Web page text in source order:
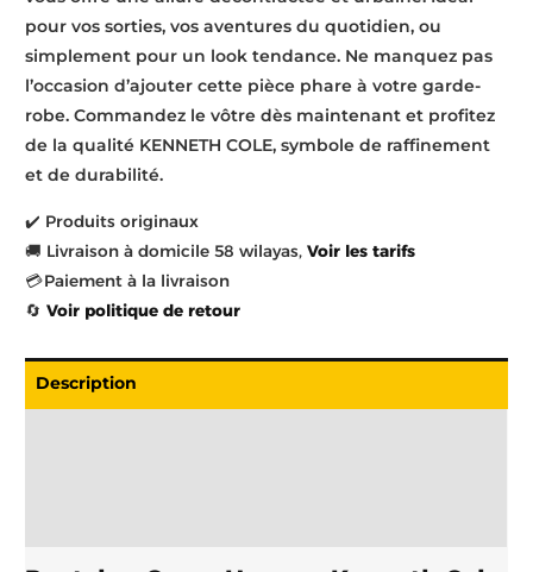
pour vos sorties, vos aventures du quotidien, ou
simplement pour un look tendance. Ne manquez pas
l’occasion d’ajouter cette pièce phare à votre garde-
robe. Commandez le vôtre dès maintenant et profitez
de la qualité KENNETH COLE, symbole de raffinement
et de durabilité.
✔️ Produits originaux
🚚 Livraison à domicile 58 wilayas, Voir les tarifs
💳 Paiement à la livraison
🔄 Voir politique de retour
Description